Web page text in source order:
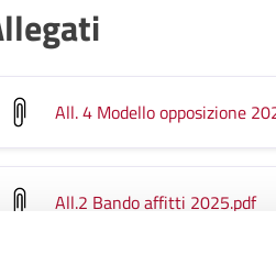
All. 4 Modello opposizione
All.2 Bando affitti 2025.pdf